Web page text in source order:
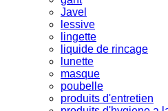
Javel
lessive
lingette
liquide de rincage
lunette
masque
poubelle
produits d'entretien